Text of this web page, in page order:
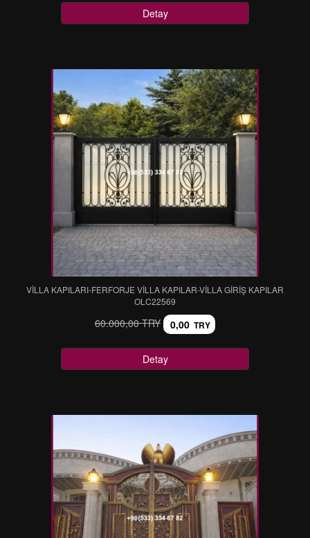
Detay
VİLLA KAPILARI-FERFORJE VİLLA KAPILAR-VİLLA GİRİŞ KAPILAR
OLC22569
60.000,00 TRY 0,00 TRY
Detay